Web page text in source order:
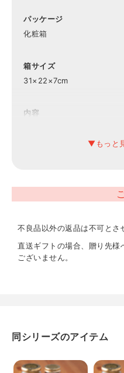
パッケージ
化粧箱
箱サイズ
31×22×7cm
内容
北海道産鰊フレーク50g
産味附海苔(8切10枚）・
アレルギー表示
小麦・えび
不良品以外の返品は不可とさ
直送ギフトの場合、贈り先様
ございません。
同シリーズのアイテム